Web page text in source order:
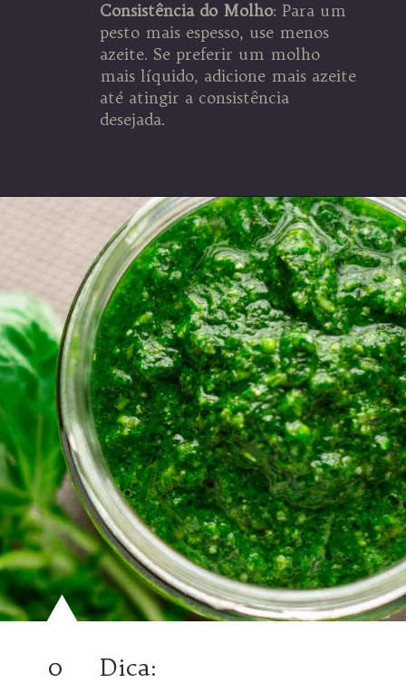
Consistência do Molho: Para um
pesto mais espesso, use menos
azeite. Se preferir um molho
mais líquido, adicione mais azeite
até atingir a consistência
https://espaconatelie.com.br/receita-de-molho-pesto-tradicional/
Dica:
0